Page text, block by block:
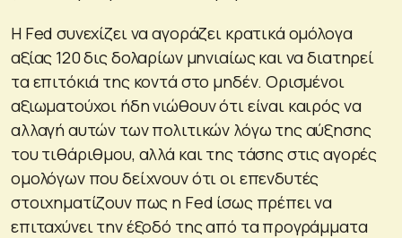
Η Fed συνεχίζει να αγοράζει κρατικά ομόλογα
αξίας 120 δις δολαρίων μηνιαίως και να διατηρεί
τα επιτόκιά της κοντά στο μηδέν. Ορισμένοι
αξιωματούχοι ήδη νιώθουν ότι είναι καιρός να
αλλαγή αυτών των πολιτικών λόγω της αύξησης
του τιθάριθμου, αλλά και της τάσης στις αγορές
ομολόγων που δείχνουν ότι οι επενδυτές
στοιχηματίζουν πως η Fed ίσως πρέπει να
επιταχύνει την έξοδό της από τα προγράμματα